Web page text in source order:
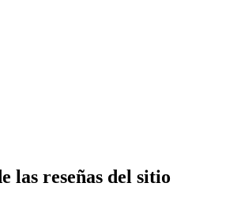
las reseñas del sitio